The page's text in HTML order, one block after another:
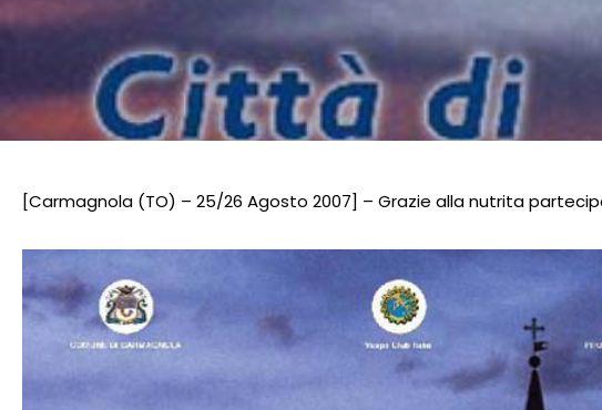
[Carmagnola (TO) – 25/26 Agosto 2007] – Grazie alla nutrita